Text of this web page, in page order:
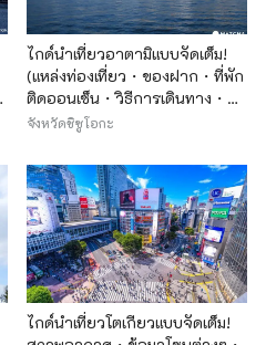
ไกด์นำเที่ยวอาตามิแบบจัดเต็ม!
(แหล่งท่องเที่ยว・ของฝาก・ที่พัก
ติดออนเซ็น・วิธีการเดินทาง・
งานอีเว้นท์ประจำปี 2017)
จังหวัดชิซูโอกะ
ไกด์นำเที่ยวโตเกียวแบบจัดเต็ม!